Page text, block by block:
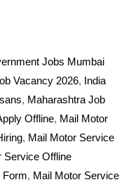
Jobs Mumbai
Vacancy 2026, India
, Maharashtra Job
Offline, Mail Motor
, Mail Motor Service
Service Offline
Form, Mail Motor Service